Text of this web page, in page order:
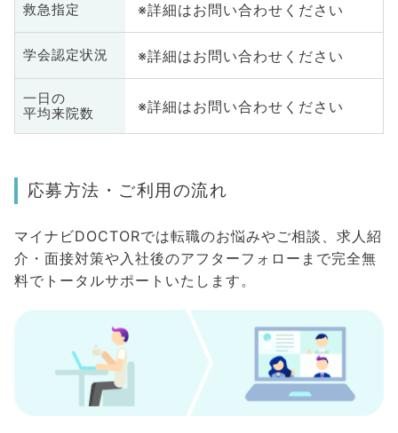
救急指定 ※詳細はお問い合わせください
学会認定状況 ※詳細はお問い合わせください
一日の
平均来院数
※詳細はお問い合わせください
応募方法・ご利用の流れ
マイナビDOCTORでは転職のお悩みやご相談、求人紹
介・面接対策や入社後のアフターフォローまで完全無
料でトータルサポートいたします。